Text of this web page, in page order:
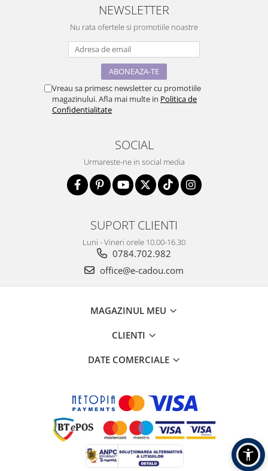
NEWSLETTER
Nu rata ofertele si promotiile noastre
Vreau sa primesc newsletter cu promotiile
magazinului. Afla mai multe in Politica de
Confidentialitate
SOCIAL
Urmareste-ne in social media
SUPORT CLIENTI
Luni - Vineri orele 10.00-16.30
0784.702.982
office@e-cadou.com
MAGAZINUL MEU
CLIENTI
DATE COMERCIALE